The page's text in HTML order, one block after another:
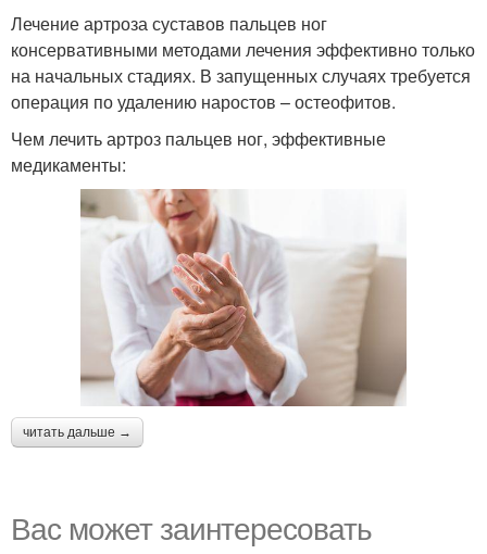
Лечение артроза суставов пальцев ног
консервативными методами лечения эффективно только
на начальных стадиях. В запущенных случаях требуется
операция по удалению наростов – остеофитов.
Чем лечить артроз пальцев ног, эффективные
медикаменты:
читать дальше →
Вас может заинтересовать